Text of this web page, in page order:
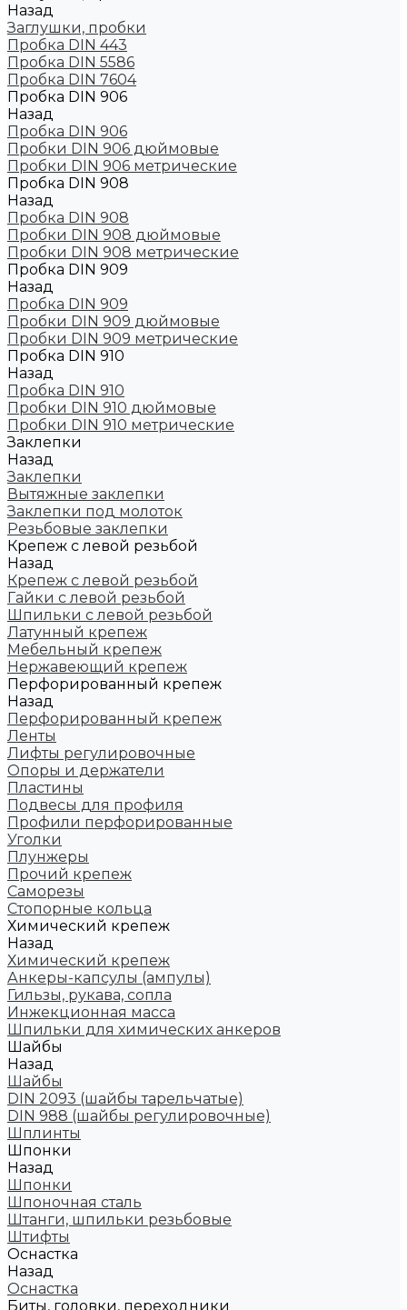
Назад
Заглушки, пробки
Пробка DIN 443
Пробка DIN 5586
Пробка DIN 7604
Пробка DIN 906
Назад
Пробка DIN 906
Пробки DIN 906 дюймовые
Пробки DIN 906 метрические
Пробка DIN 908
Назад
Пробка DIN 908
Пробки DIN 908 дюймовые
Пробки DIN 908 метрические
Пробка DIN 909
Назад
Пробка DIN 909
Пробки DIN 909 дюймовые
Пробки DIN 909 метрические
Пробка DIN 910
Назад
Пробка DIN 910
Пробки DIN 910 дюймовые
Пробки DIN 910 метрические
Заклепки
Назад
Заклепки
Вытяжные заклепки
Заклепки под молоток
Резьбовые заклепки
Крепеж с левой резьбой
Назад
Крепеж с левой резьбой
Гайки с левой резьбой
Шпильки с левой резьбой
Латунный крепеж
Мебельный крепеж
Нержавеющий крепеж
Перфорированный крепеж
Назад
Перфорированный крепеж
Ленты
Лифты регулировочные
Опоры и держатели
Пластины
Подвесы для профиля
Профили перфорированные
Уголки
Плунжеры
Прочий крепеж
Саморезы
Стопорные кольца
Химический крепеж
Назад
Химический крепеж
Анкеры-капсулы (ампулы)
Гильзы, рукава, сопла
Инжекционная масса
Шпильки для химических анкеров
Шайбы
Назад
Шайбы
DIN 2093 (шайбы тарельчатые)
DIN 988 (шайбы регулировочные)
Шплинты
Шпонки
Назад
Шпонки
Шпоночная сталь
Штанги, шпильки резьбовые
Штифты
Оснастка
Назад
Оснастка
Биты, головки, переходники